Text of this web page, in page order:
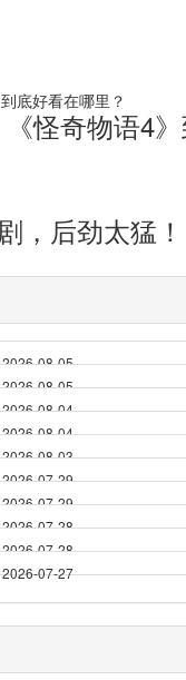
怪奇物语4
，后劲太猛！
2026-08-05
2026-08-05
2026-08-04
2026-08-04
2026-08-03
2026-07-29
2026-07-29
2026-07-28
2026-07-28
2026-07-27